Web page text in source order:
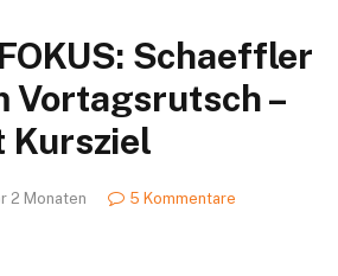
Schaeffler
Vortagsrutsch –
Kursziel
2 Monaten
5 Kommentare